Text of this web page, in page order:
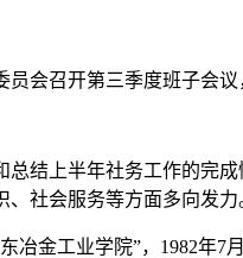
会召开第三季度班子会
总结上半年社务工作的完
社会服务等方面多向发力
冶金工业学院”，1982年